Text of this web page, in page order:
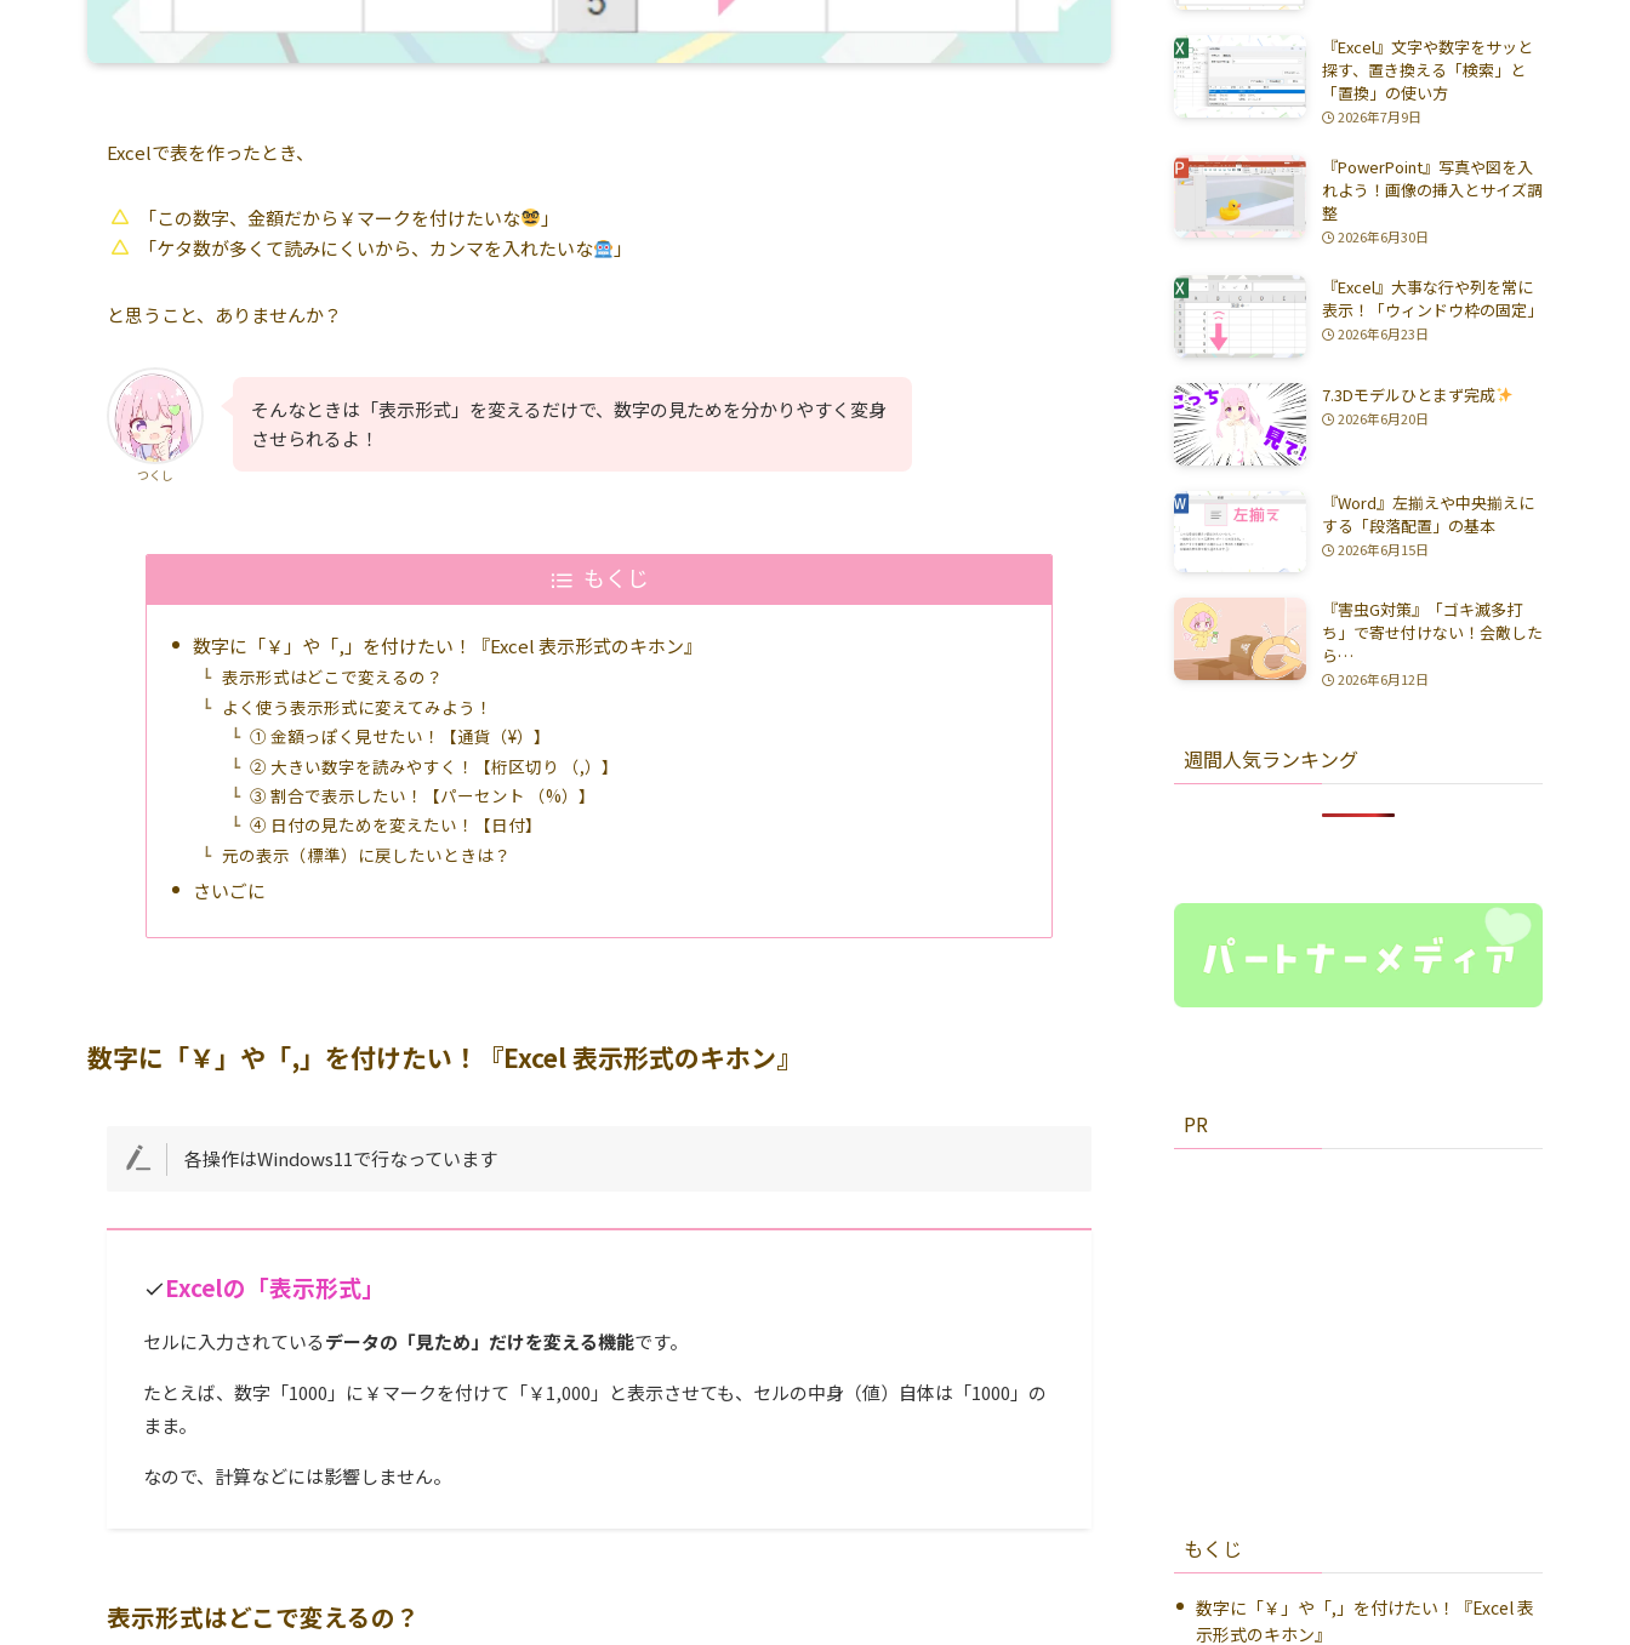
Excelで表を作ったとき、
「この数字、金額だから￥マークを付けたいな
」
「ケタ数が多くて読みにくいから、カンマを入れたいな
」
と思うこと、ありませんか？
つくし
そんなときは「表示形式」を変えるだけで、数字の見ためを分かりやすく変身
させられるよ！
もくじ
数字に「￥」や「,」を付けたい！『Excel 表示形式のキホン』
表示形式はどこで変えるの？
よく使う表示形式に変えてみよう！
① 金額っぽく見せたい！【通貨（¥）】
② 大きい数字を読みやすく！【桁区切り （,）】
③ 割合で表示したい！【パーセント （%）】
④ 日付の見ためを変えたい！【日付】
元の表示（標準）に戻したいときは？
さいごに
数字に「￥」や「,」を付けたい！『Excel 表示形式のキホン』
各操作はWindows11で行なっています
Excelの「表示形式」
セルに入力されているデータの「見ため」だけを変える機能です。
たとえば、数字「1000」に￥マークを付けて「￥1,000」と表示させても、セルの中身（値）自体は「1000」の
まま。
なので、計算などには影響しません。
表示形式はどこで変えるの？
『Excel』文字や数字をサッと
探す、置き換える「検索」と
「置換」の使い方
2026年7月9日
『PowerPoint』写真や図を入
れよう！画像の挿入とサイズ調
整
2026年6月30日
『Excel』大事な行や列を常に
表示！「ウィンドウ枠の固定」
2026年6月23日
7.3Dモデルひとまず完成
2026年6月20日
『Word』左揃えや中央揃えに
する「段落配置」の基本
2026年6月15日
『害虫G対策』「ゴキ滅多打
ち」で寄せ付けない！会敵した
ら…
2026年6月12日
週間人気ランキング
PR
もくじ
数字に「￥」や「,」を付けたい！『Excel 表
示形式のキホン』